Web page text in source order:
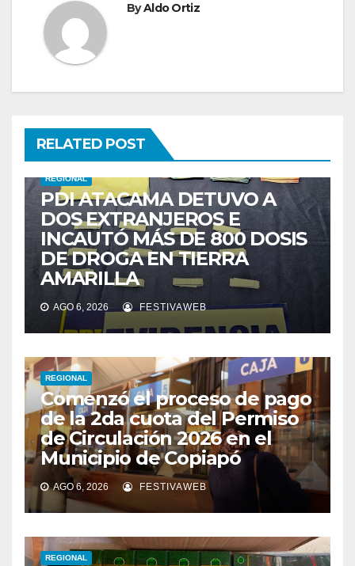
ByAldo Ortiz
RELATED POST
REGIONAL
PDI ATACAMA DETUVO A
DOS EXTRANJEROS E
INCAUTÓ MÁS DE 800 DOSIS
DE DROGA EN TIERRA
AMARILLA
AGO 6, 2026 FESTIVAWEB
REGIONAL
Comenzó el proceso de pago
de la 2da cuota del Permiso
de Circulación 2026 en el
Municipio de Copiapó
AGO 6, 2026 FESTIVAWEB
REGIONAL